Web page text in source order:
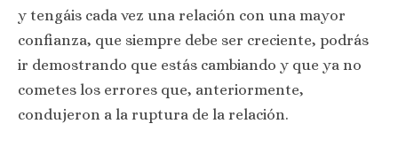
y tengáis cada vez una relación con una mayor
confianza, que siempre debe ser creciente, podrás
ir demostrando que estás cambiando y que ya no
cometes los errores que, anteriormente,
condujeron a la ruptura de la relación.